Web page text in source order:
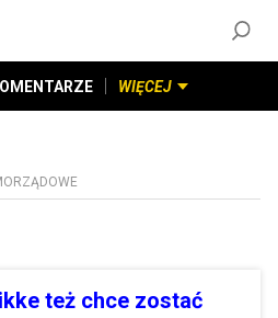
WIĘCEJ
też chce zostać